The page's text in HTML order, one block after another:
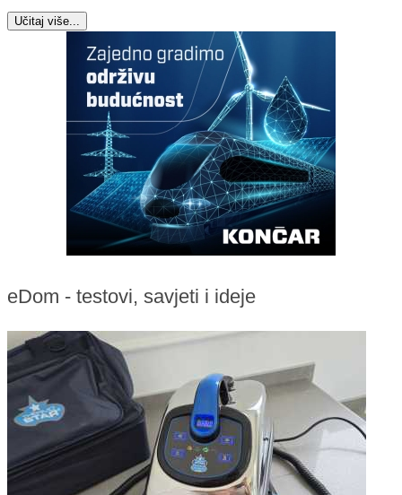
Učitaj više...
eDom - testovi, savjeti i ideje